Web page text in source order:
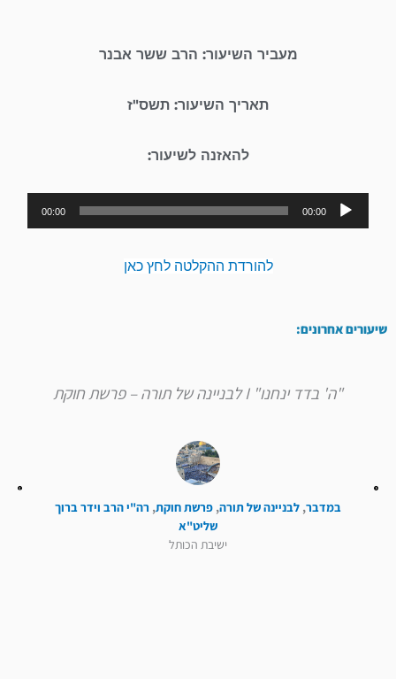
מעביר השיעור: הרב ששר אבנר
תאריך השיעור: תשס"ז
להאזנה לשיעור:
נגן
אודיו
00:00
00:00
להורדת ההקלטה לחץ כאן
שיעורים אחרונים:
"ה' בדד ינחנו" I לבניינה של תורה – פרשת חוקת
במדבר, לבניינה של תורה, פרשת חוקת, רה"י הרב וידר ברוך
שליט"א
ישיבת הכותל